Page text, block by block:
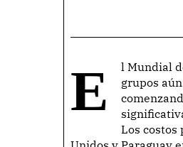
El Mundial de fútbol está a la vuelta de la esquina, y aunque las entradas para la fase de
grupos
Los